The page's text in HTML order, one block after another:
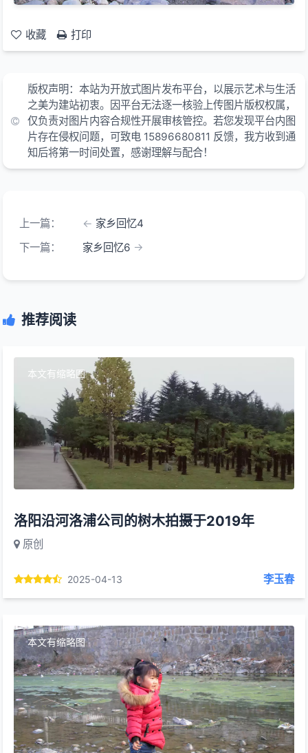
收藏 打印
版权声明：本站为开放式图片发布平台，以展示艺术与生活
之美为建站初衷。因平台无法逐一核验上传图片版权权属，
仅负责对图片内容合规性开展审核管控。若您发现平台内图
片存在侵权问题，可致电 15896680811 反馈，我方收到通
知后将第一时间处置，感谢理解与配合！
上一篇：
家乡回忆4
下一篇：
家乡回忆6
推荐阅读
本文有缩略图
洛阳沿河洛浦公司的树木拍摄于2019年
原创
2025-04-13 李玉春
本文有缩略图